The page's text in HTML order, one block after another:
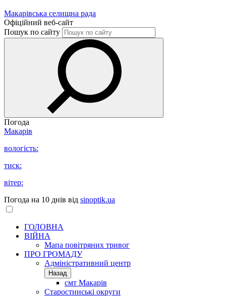
Макарівська селищна рада
Офіційний веб-сайт
Пошук по сайту
Погода
Макарів
вологість:
тиск:
вітер:
Погода на 10 днів від sinoptik.ua
ГОЛОВНА
ВІЙНА
Мапа повітряних тривог
ПРО ГРОМАДУ
Aдміністративний центр
Назад
смт Макарів
Старостинські округи